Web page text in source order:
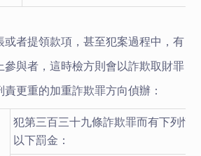
或者提領款項，甚至犯案過程中，有
參與者，這時檢方則會以詐欺取財罪
責更重的加重詐欺罪方向偵辦：
犯第三百三十九條詐欺罪而有下列情
以下罰金：